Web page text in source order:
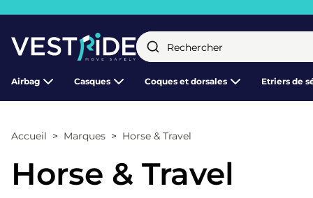
Airbag Casques Coques et dorsales Etriers de
Accueil Marques Horse & Travel
Horse & Travel